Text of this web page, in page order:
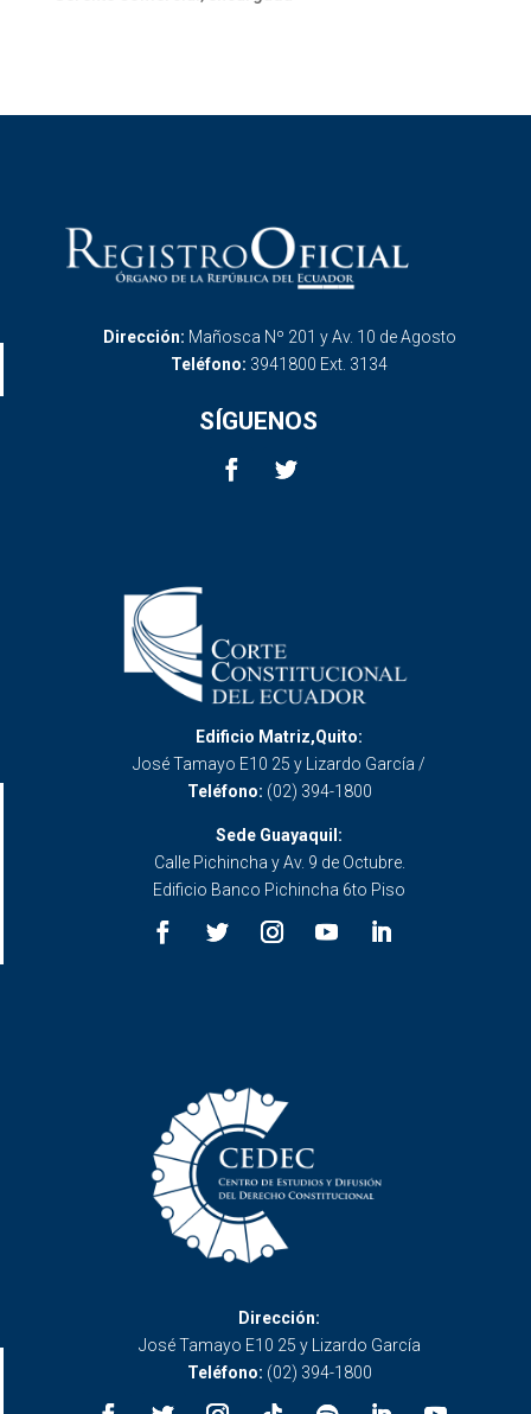
Dirección: Mañosca Nº 201 y Av. 10 de Agosto
Teléfono: 3941800 Ext. 3134
SÍGUENOS
Edificio Matriz,Quito:
José Tamayo E10 25 y Lizardo García /
Teléfono: (02) 394-1800
Sede Guayaquil:
Calle Pichincha y Av. 9 de Octubre.
Edificio Banco Pichincha 6to Piso
Dirección:
José Tamayo E10 25 y Lizardo García
Teléfono: (02) 394-1800